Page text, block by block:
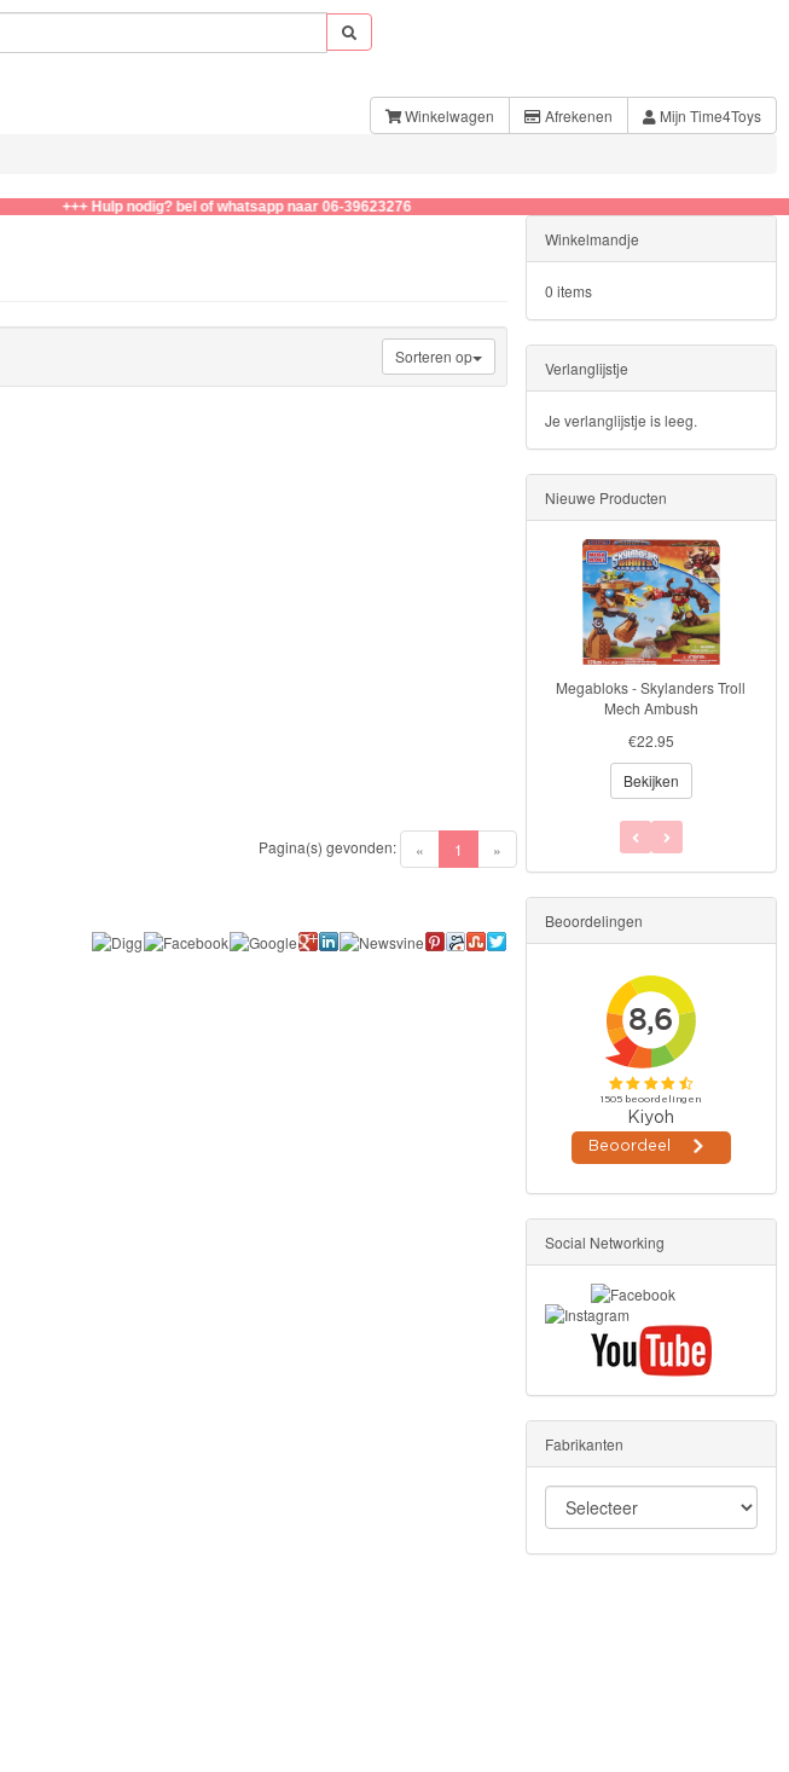
Winkelwagen Afrekenen Mijn Time4Toys
+++ Hulp nodig? bel of whatsapp naar 06-39623276
Sorteren op
« 1 (current)
»
Pagina(s) gevonden:
Winkelmandje
0 items
Verlanglijstje
Je verlanglijstje is leeg.
Nieuwe Producten
Megabloks - Skylanders Gill
Grunt's Battle Portal
€11.99
Bekijken
Beoordelingen
Social Networking
Fabrikanten